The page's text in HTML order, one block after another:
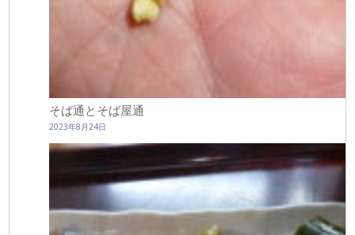
そば通とそば屋通
2023年8月24日